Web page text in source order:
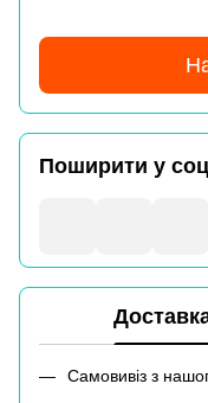
Поширити у
Самовивіз з